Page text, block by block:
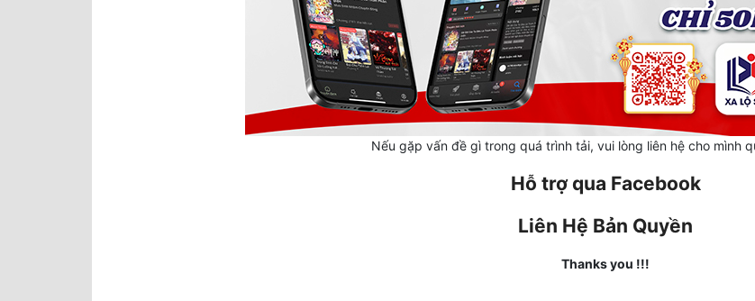
Nếu gặp vấn đề gì trong quá trình tải, vui lòng liên hệ cho mình
Hỗ trợ qua Facebook
Liên Hệ Bản Quyền
Thanks you !!!